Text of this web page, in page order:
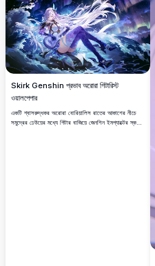
Skirk Genshin প্রভাব অরোরা গিটারিস্ট
ওয়ালপেপার
একটি শ্বাসরুদ্ধকর অরোরা বোরিয়ালিস রাতের আকাশের নীচে
সমুদ্রের ঢেউয়ের মধ্যে গিটার বাজিয়ে জেনশিন ইমপ্যাক্টের স্কর্কের